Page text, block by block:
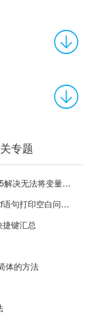
专题
Keil5怎么解决无法将变量或函数Go To到定义处-Keil5解决无法将变量或函数Go To到定义处的方法
Keil5怎么解决printf语句打印空白问题-Keil5解决printf语句打印空白问题的方法
键汇总
体的方法